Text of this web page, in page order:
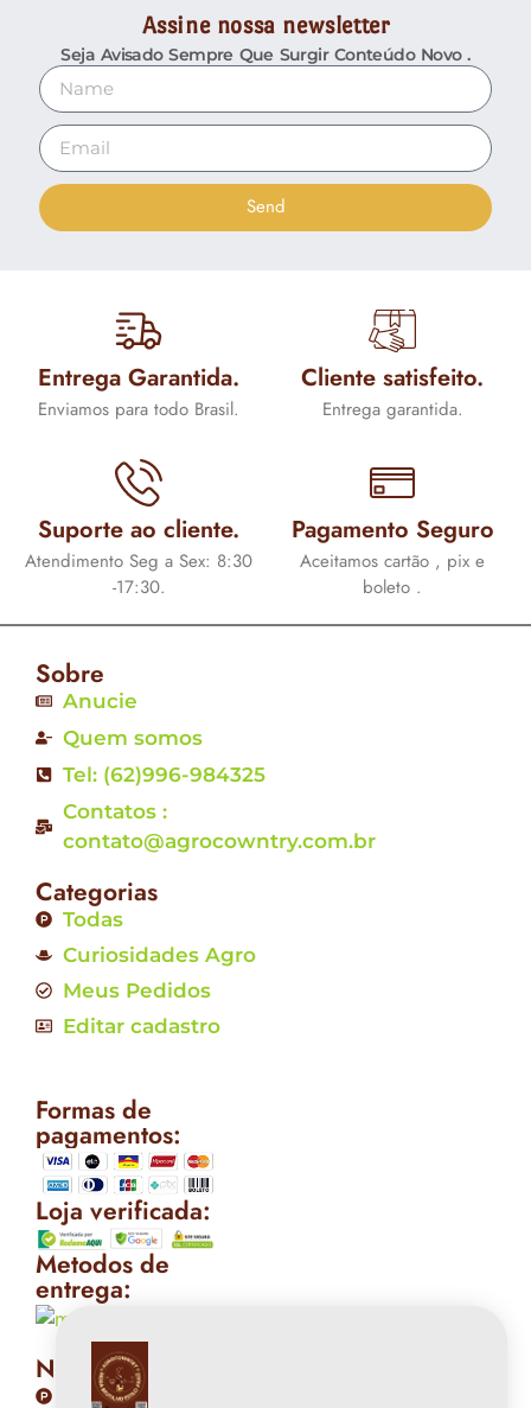
Assine nossa newsletter
Seja Avisado Sempre Que Surgir Conteúdo Novo .
Send
Entrega Garantida.
Enviamos para todo Brasil.
Cliente satisfeito.
Entrega garantida.
Suporte ao cliente.
Atendimento Seg a Sex: 8:30
-17:30.
Pagamento Seguro
Aceitamos cartão , pix e
boleto .
Sobre
Anucie
Quem somos
Tel: (62)996-984325
Contatos :
contato@agrocowntry.com.br
Categorias
Todas
Curiosidades Agro
Meus Pedidos
Editar cadastro
Formas de
pagamentos:
Loja verificada:
Metodos de
entrega:
Nossas Políticas
Politicas de privacidade